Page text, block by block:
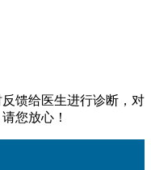
馈给医生进行诊断，对
您放心！